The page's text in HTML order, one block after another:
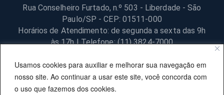
Usamos cookies para auxiliar e melhorar sua navegação em
nosso site. Ao continuar a usar este site, você concorda com
o uso que fazemos dos cookies.
Rua Conselheiro Furtado, n.º 503 - Liberdade - São
Paulo/SP - CEP: 01511-000
Horários de Atendimento: de segunda a sexta das 9h
às 17h | Telefone: (11) 3824-7000
© 2025 Fundação Procon – SP – Todos os direitos reservados. |
Site desenvolvido pela PRODESP.